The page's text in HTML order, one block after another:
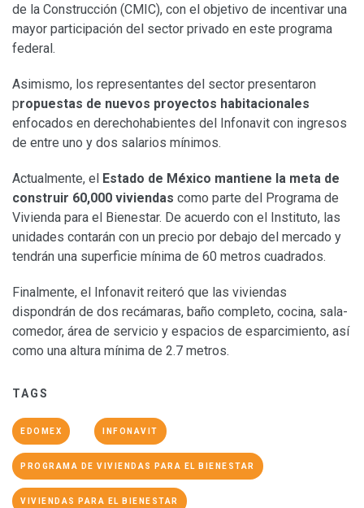
de la Construcción (CMIC), con el objetivo de incentivar una
mayor participación del sector privado en este programa
federal.
Asimismo, los representantes del sector presentaron
propuestas de nuevos proyectos habitacionales
enfocados en derechohabientes del Infonavit con ingresos
de entre uno y dos salarios mínimos.
Actualmente, el Estado de México mantiene la meta de
construir 60,000 viviendas como parte del Programa de
Vivienda para el Bienestar. De acuerdo con el Instituto, las
unidades contarán con un precio por debajo del mercado y
tendrán una superficie mínima de 60 metros cuadrados.
Finalmente, el Infonavit reiteró que las viviendas
dispondrán de dos recámaras, baño completo, cocina, sala-
comedor, área de servicio y espacios de esparcimiento, así
como una altura mínima de 2.7 metros.
TAGS
EDOMEX INFONAVIT
PROGRAMA DE VIVIENDAS PARA EL BIENESTAR
VIVIENDAS PARA EL BIENESTAR